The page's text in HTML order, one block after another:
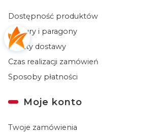
Dostępność produktów
Faktury i paragony
Koszty dostawy
Czas realizacji zamówień
Sposoby płatności
Moje konto
Twoje zamówienia